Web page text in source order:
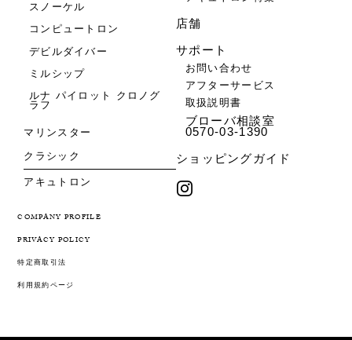
スノーケル
コンピュートロン
デビルダイバー
ミルシップ
ルナ パイロット クロノグ
ラフ
マリンスター
クラシック
アキュトロン
店舗
サポート
お問い合わせ
アフターサービス
取扱説明書
ブローバ相談室
0570-03-1390
ショッピングガイド
COMPANY PROFILE
PRIVACY POLICY
特定商取引法
利用規約ページ